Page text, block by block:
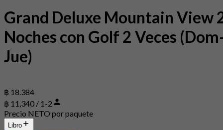
Grand Deluxe Mountain View
Noches con Golf 2 Veces
Jue)
฿ 18.384
฿ 11,340 / 1-2
Precio NETO por paquete
Libro